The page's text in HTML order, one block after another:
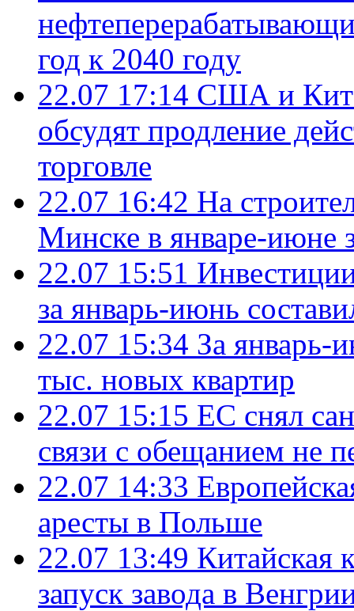
год к 2040 году
22.07 17:14 США и
обсудят продление
торговле
22.07 16:42 На
Минске в январе-июне
22.07 15:51
за январь-июнь
22.07 15:34 За январь-
тыс. новых квартир
22.07 15:15 ЕС снял
связи с обещанием не
22.07 14:33
аресты в Польше
22.07 13:49 Китайская
запуск завода в